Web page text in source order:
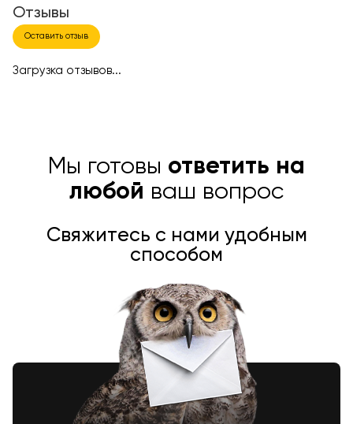
Отзывы
Оставить отзыв
Загрузка отзывов...
Мы готовы ответить на
любой ваш вопрос
Свяжитесь с нами удобным
способом